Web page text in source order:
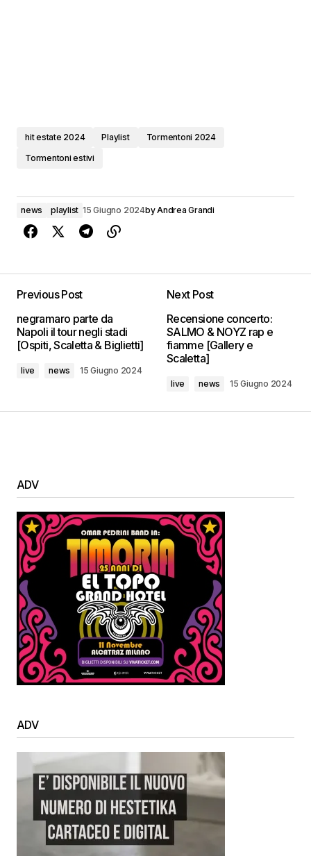
hit estate 2024 Playlist
Tormentoni 2024
Tormentoni estivi
news playlist 15 Giugno 2024byAndrea Grandi
Previous Post
negramaro parte da
Napoli il tour negli stadi
[Ospiti, Scaletta & Biglietti]
live news 15 Giugno 2024
Next Post
Recensione concerto:
SALMO & NOYZ rap e
fiamme [Gallery e
Scaletta]
live news 15 Giugno 2024
ADV
ADV